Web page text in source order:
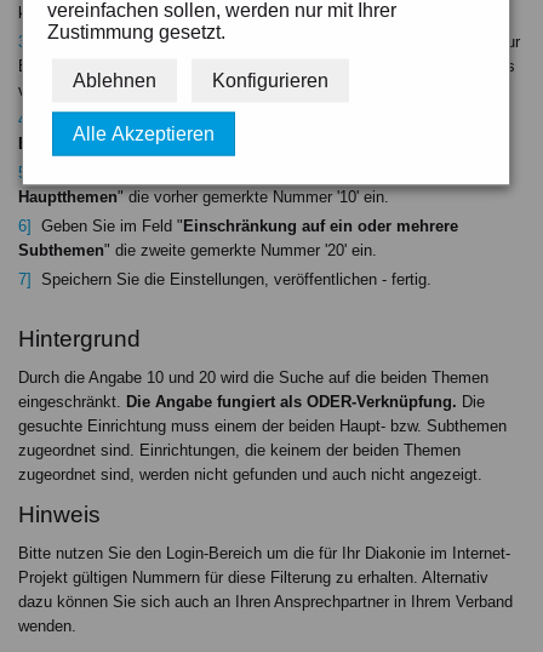
klicken Sie das Element "EINRICHTUNGSSUCHE" doppelt an.
In dem nun öffnenden Fenster zur Bearbeitung der Einstellungen zur
Einrichtungssuche sehen Sie 2 Formulare: Ausschluss und Einschluss
von Themen und Regionen.
Einrichtungssuche".
Hauptthemen" die vorher gemerkte Nummer '10' ein.
Geben Sie im Feld " Einschränkung auf ein oder mehrere
Subthemen" die zweite gemerkte Nummer '20' ein.
Speichern Sie die Einstellungen, veröffentlichen - fertig.
Hintergrund
Durch die Angabe 10 und 20 wird die Suche auf die beiden Themen
eingeschränkt. Die Angabe fungiert als ODER-Verknüpfung. Die
gesuchte Einrichtung muss einem der beiden Haupt- bzw. Subthemen
zugeordnet sind. Einrichtungen, die keinem der beiden Themen
zugeordnet sind, werden nicht gefunden und auch nicht angezeigt.
Hinweis
Bitte nutzen Sie den Login-Bereich um die für Ihr Diakonie im Internet-
Projekt gültigen Nummern für diese Filterung zu erhalten. Alternativ
dazu können Sie sich auch an Ihren Ansprechpartner in Ihrem Verband
wenden.
vereinfachen sollen, werden nur mit Ihrer
Zustimmung gesetzt.
Ablehnen Konfigurieren
Alle Akzeptieren